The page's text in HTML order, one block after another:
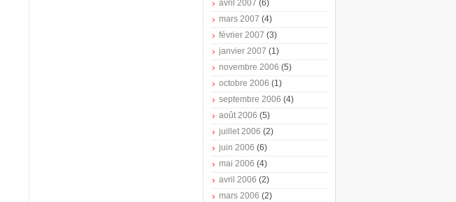
avril 2007 (6)
mars 2007 (4)
février 2007 (3)
janvier 2007 (1)
novembre 2006 (5)
octobre 2006 (1)
septembre 2006 (4)
août 2006 (5)
juillet 2006 (2)
juin 2006 (6)
mai 2006 (4)
avril 2006 (2)
mars 2006 (2)